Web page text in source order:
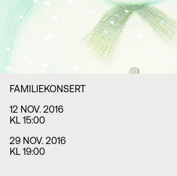
12 NOV. 2016
KL 15:00
29 NOV. 2016
KL 19:00
FAMILIEKONSERT